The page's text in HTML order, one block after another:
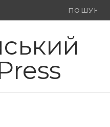
Ви
F X
(
Y
o